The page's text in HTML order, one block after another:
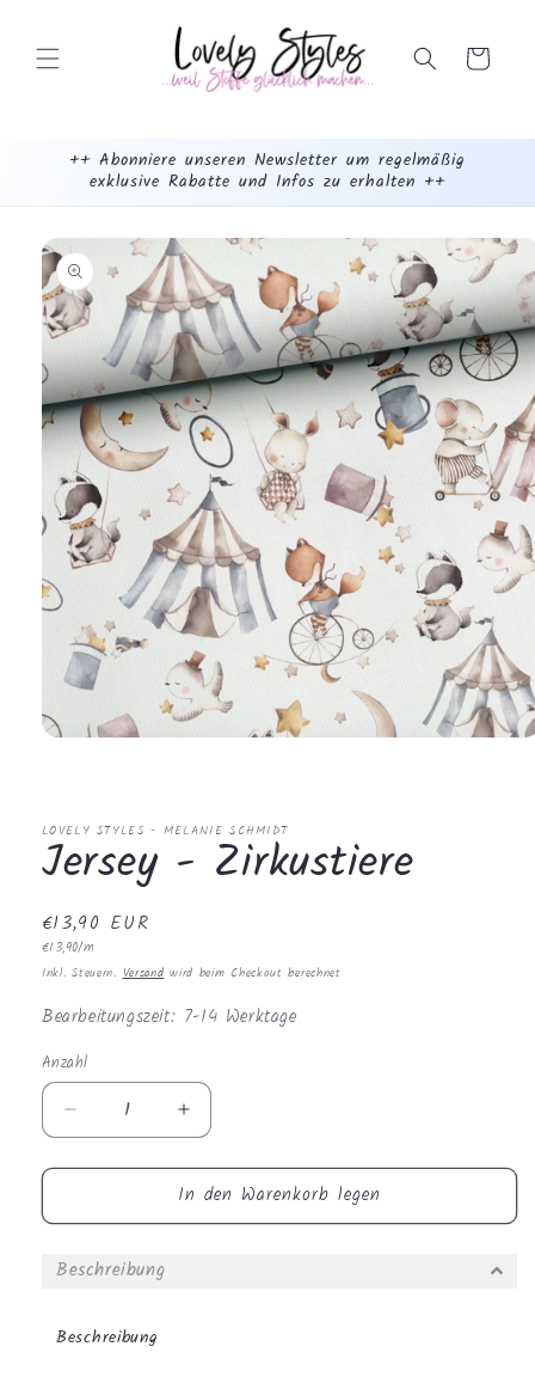
Inhalt Warenkorb
++ Abonniere unseren Newsletter um regelmäßig
exklusive Rabatte und Infos zu erhalten ++
mehr
dazu...
LOVELY STYLES - MELANIE SCHMIDT
Jersey - Zirkustiere
Normaler
Preis
€13,90 EUR
Grundpreis
€13,90/m
Inkl. Steuern. Versand wird beim Checkout berechnet
Bearbeitungszeit: 7-14 Werktage
Anzahl
Anzahl
Verringere
die
Menge
Jersey
Zirkustiere
Erhöhe
die
Menge
für
Jersey
In den Warenkorb legen
Beschreibung
Beschreibung